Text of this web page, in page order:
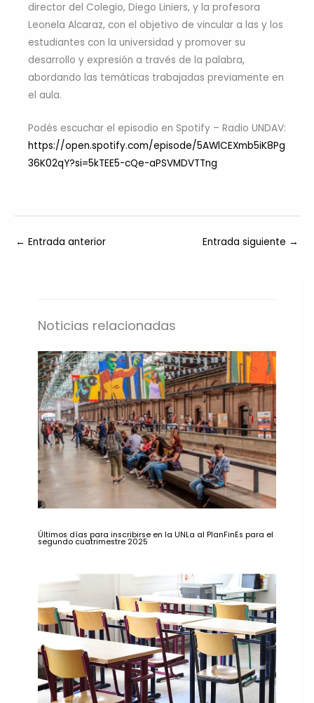
director del Colegio, Diego Liniers, y la profesora
Leonela Alcaraz, con el objetivo de vincular a las y los
estudiantes con la universidad y promover su
desarrollo y expresión a través de la palabra,
abordando las temáticas trabajadas previamente en
el aula.
Podés escuchar el episodio en Spotify – Radio UNDAV:
https://open.spotify.com/episode/5AWlCEXmb5iK8Pg
36K02qY?si=5kTEE5-cQe-aPSVMDVTTng
← Entrada anterior Entrada siguiente →
Noticias relacionadas
Últimos días para inscribirse en la UNLa al PlanFinEs para el
segundo cuatrimestre 2025